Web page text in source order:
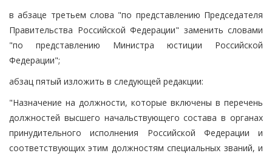
в абзаце третьем слова "по представлению Председателя
Правительства Российской Федерации" заменить словами
"по представлению Министра юстиции Российской
Федерации";
абзац пятый изложить в следующей редакции:
"Назначение на должности, которые включены в перечень
должностей высшего начальствующего состава в органах
принудительного исполнения Российской Федерации и
соответствующих этим должностям специальных званий, и